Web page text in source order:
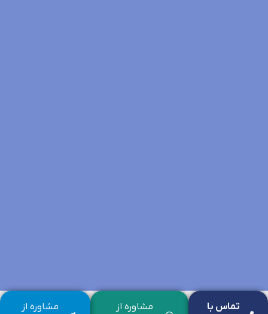
مشاوره از
مشاوره از
تماس با